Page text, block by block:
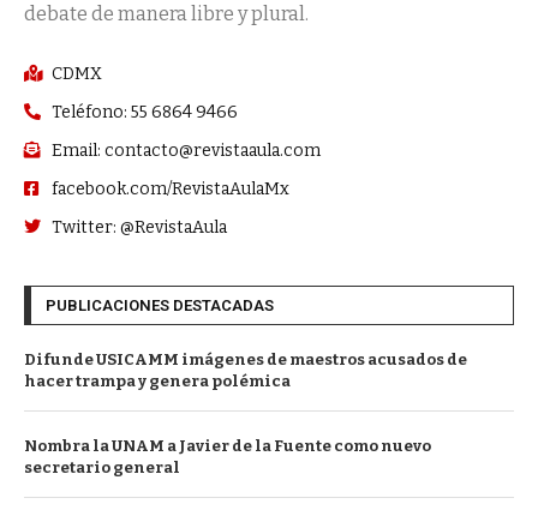
debate de manera libre y plural.
CDMX
Teléfono: 55 6864 9466
Email: contacto@revistaaula.com
facebook.com/RevistaAulaMx
Twitter: @RevistaAula
PUBLICACIONES DESTACADAS
Difunde USICAMM imágenes de maestros acusados de
hacer trampa y genera polémica
Nombra la UNAM a Javier de la Fuente como nuevo
secretario general